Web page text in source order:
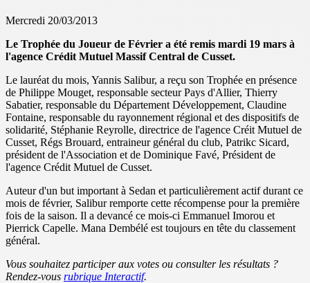
Mercredi 20/03/2013
Le Trophée du Joueur de Février a été remis mardi 19 mars à
l'agence Crédit Mutuel Massif Central de Cusset.
Le lauréat du mois, Yannis Salibur, a reçu son Trophée en présence
de Philippe Mouget, responsable secteur Pays d'Allier, Thierry
Sabatier, responsable du Département Développement, Claudine
Fontaine, responsable du rayonnement régional et des dispositifs de
solidarité, Stéphanie Reyrolle, directrice de l'agence Créit Mutuel de
Cusset, Régs Brouard, entraineur général du club, Patrikc Sicard,
président de l'Association et de Dominique Favé, Président de
l'agence Crédit Mutuel de Cusset.
Auteur d'un but important à Sedan et particulièrement actif durant ce
mois de février, Salibur remporte cette récompense pour la première
fois de la saison. Il a devancé ce mois-ci Emmanuel Imorou et
Pierrick Capelle. Mana Dembélé est toujours en tête du classement
général.
Vous souhaitez participer aux votes ou consulter les résultats ?
Rendez-vous rubrique Interactif.